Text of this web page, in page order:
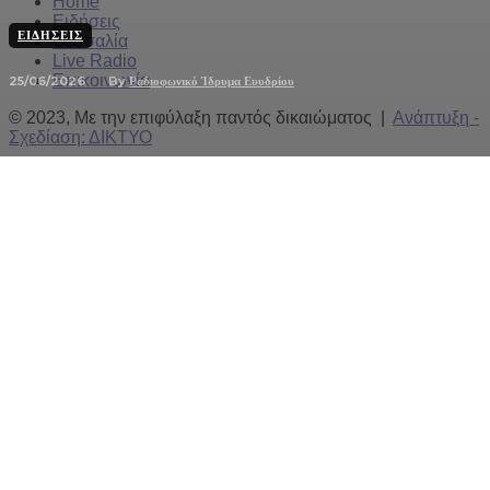
ΕΙΔΉΣΕΙΣ
25/06/2026 By Ραδιοφωνικό Ίδρυμα Ευυδρίου
Ειδήσεις
Θεσσαλία
Live Radio
Επικοινωνία
© 2023, Με την επιφύλαξη παντός δικαιώματος | Ανάπτυξη -
Σχεδίαση: ΔΙΚΤΥΟ